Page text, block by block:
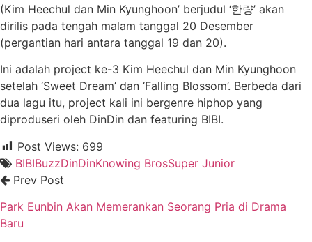
(Kim Heechul dan Min Kyunghoon’ berjudul ‘한량’ akan
dirilis pada tengah malam tanggal 20 Desember
(pergantian hari antara tanggal 19 dan 20).
Ini adalah project ke-3 Kim Heechul dan Min Kyunghoon
setelah ‘Sweet Dream’ dan ‘Falling Blossom’. Berbeda dari
dua lagu itu, project kali ini bergenre hiphop yang
diproduseri oleh DinDin dan featuring BIBI.
Post Views: 699
BIBIBuzzDinDinKnowing BrosSuper Junior
Prev Post
Park Eunbin Akan Memerankan Seorang Pria di Drama
Baru